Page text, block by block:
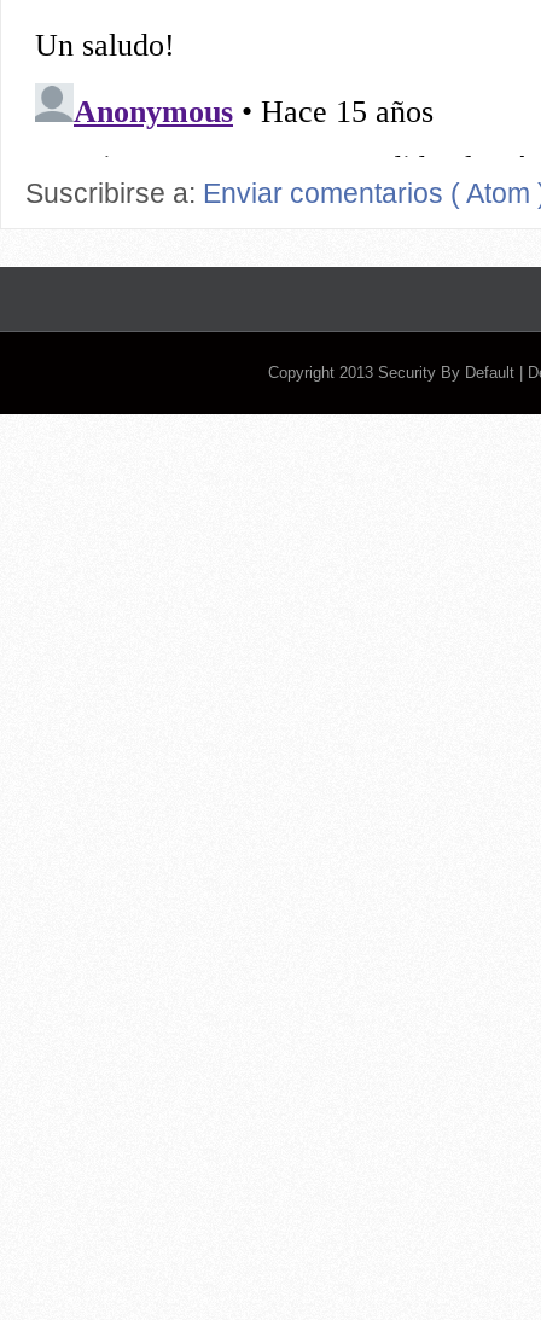
Suscribirse a: Enviar comentarios ( Atom
Copyright 2013 Security By Default |